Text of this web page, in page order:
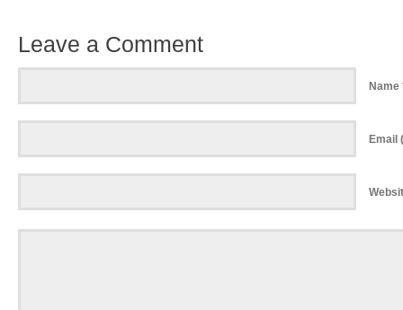
Leave a Comment
Name
Email